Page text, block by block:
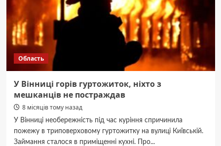
Область
У Вінниці горів гуртожиток, ніхто з
мешканців не постраждав
8 місяців тому назад
У Вінниці необережність під час куріння спричинила
пожежу в триповерховому гуртожитку на вулиці Київській.
Займання сталося в приміщенні кухні. Про...